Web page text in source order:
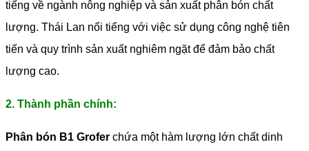
tiếng về ngành nông nghiệp và sản xuất phân bón chất
lượng. Thái Lan nổi tiếng với việc sử dụng công nghệ tiên
tiến và quy trình sản xuất nghiêm ngặt để đảm bảo chất
lượng cao.
2. Thành phần chính:
Phân bón B1 Grofer chứa một hàm lượng lớn chất dinh